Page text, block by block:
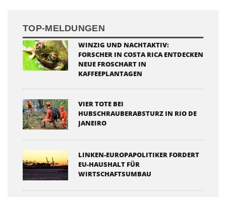
TOP-MELDUNGEN
WINZIG UND NACHTAKTIV:
FORSCHER IN COSTA RICA ENTDECKEN
NEUE FROSCHART IN
KAFFEEPLANTAGEN
VIER TOTE BEI
HUBSCHRAUBERABSTURZ IN RIO DE
JANEIRO
LINKEN-EUROPAPOLITIKER FORDERT
EU-HAUSHALT FÜR
WIRTSCHAFTSUMBAU